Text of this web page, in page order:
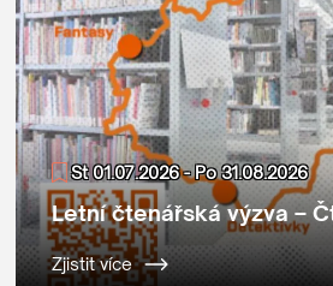
St 01.07.2026 - Po 31.08.2026
Letní čtenářská výzva –
Zjistit více